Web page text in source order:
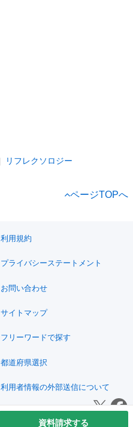
資料請求する
リフレクソロジー
ページTOPへ
利用規約
プライバシーステートメント
お問い合わせ
サイトマップ
フリーワードで探す
都道府県選択
利用者情報の外部送信について